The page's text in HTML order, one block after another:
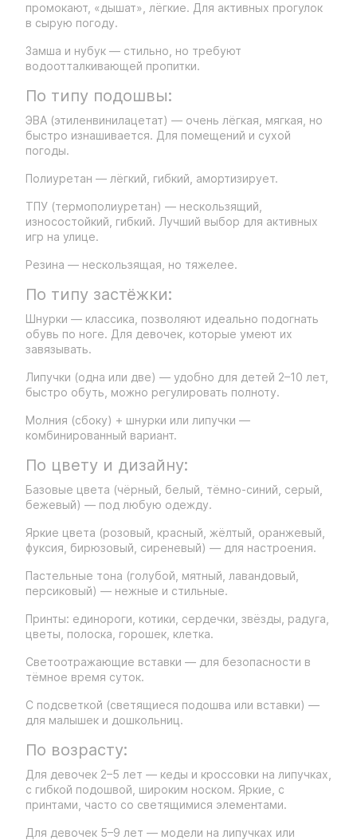
промокают, «дышат», лёгкие. Для активных прогулок
в сырую погоду.
Замша и нубук — стильно, но требуют
водоотталкивающей пропитки.
По типу подошвы:
ЭВА (этиленвинилацетат) — очень лёгкая, мягкая, но
быстро изнашивается. Для помещений и сухой
погоды.
Полиуретан — лёгкий, гибкий, амортизирует.
ТПУ (термополиуретан) — нескользящий,
износостойкий, гибкий. Лучший выбор для активных
игр на улице.
Резина — нескользящая, но тяжелее.
По типу застёжки:
Шнурки — классика, позволяют идеально подогнать
обувь по ноге. Для девочек, которые умеют их
завязывать.
Липучки (одна или две) — удобно для детей 2–10 лет,
быстро обуть, можно регулировать полноту.
Молния (сбоку) + шнурки или липучки —
комбинированный вариант.
По цвету и дизайну:
Базовые цвета (чёрный, белый, тёмно-синий, серый,
бежевый) — под любую одежду.
Яркие цвета (розовый, красный, жёлтый, оранжевый,
фуксия, бирюзовый, сиреневый) — для настроения.
Пастельные тона (голубой, мятный, лавандовый,
персиковый) — нежные и стильные.
Принты: единороги, котики, сердечки, звёзды, радуга,
цветы, полоска, горошек, клетка.
Светоотражающие вставки — для безопасности в
тёмное время суток.
С подсветкой (светящиеся подошва или вставки) —
для малышек и дошкольниц.
По возрасту:
Для девочек 2–5 лет — кеды и кроссовки на липучках,
с гибкой подошвой, широким носком. Яркие, с
принтами, часто со светящимися элементами.
Для девочек 5–9 лет — модели на липучках или